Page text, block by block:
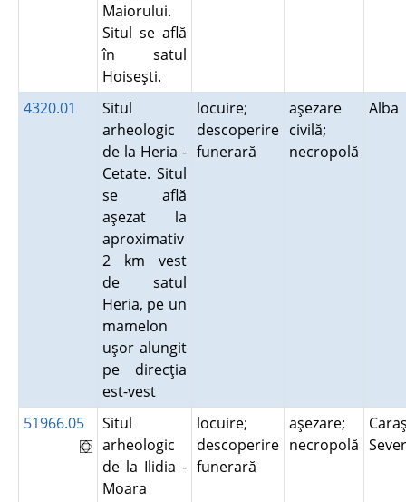
Maiorului.
Situl se află
în satul
Hoiseşti.
4320.01
Situl
arheologic
de la Heria -
Cetate. Situl
se află
aşezat la
aproximativ
2 km vest
de satul
Heria, pe un
mamelon
uşor alungit
pe direcţia
est-vest
locuire;
descoperire
funerară
aşezare
civilă;
necropolă
Alba
51966.05
Situl
arheologic
de la Ilidia -
Moara
locuire;
descoperire
funerară
aşezare;
necropolă